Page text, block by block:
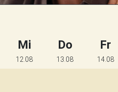
Mi
12.08
Do
13.08
Fr
14.08